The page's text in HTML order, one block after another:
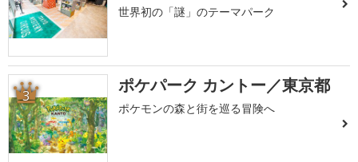
世界初の「謎」のテーマパーク
3 ポケパーク カントー／東京都
ポケモンの森と街を巡る冒険へ